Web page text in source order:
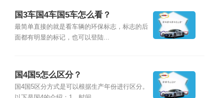
国3车国4车国5车怎么看？
最简单直接的就是看车辆的环保标志，标志的后
面都有明显的标记，也可以登陆...
国4国5怎么区分？
国4国5区分方式是可以根据生产年份进行区分。